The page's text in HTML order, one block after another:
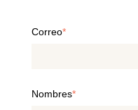
Correo*
Nombres*